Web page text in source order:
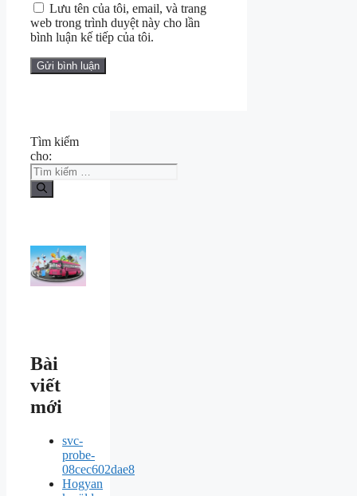
Lưu tên của tôi, email, và trang
web trong trình duyệt này cho lần
bình luận kế tiếp của tôi.
Tìm kiếm
cho:
Bài
viết
mới
svc-
probe-
08cec602dae8
Hogyan